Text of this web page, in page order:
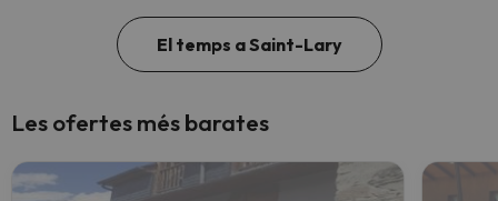
El temps a Saint-Lary
Les ofertes més barates